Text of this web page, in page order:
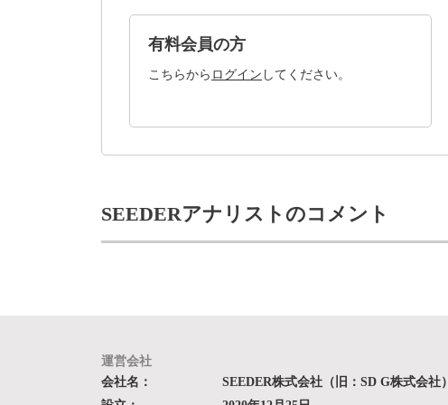
有料会員の方
こちらから ログイン してください。
SEEDERアナリストのコメント
運営会社
会社名：
SEEDER株式会社（旧：SD G株式会社）